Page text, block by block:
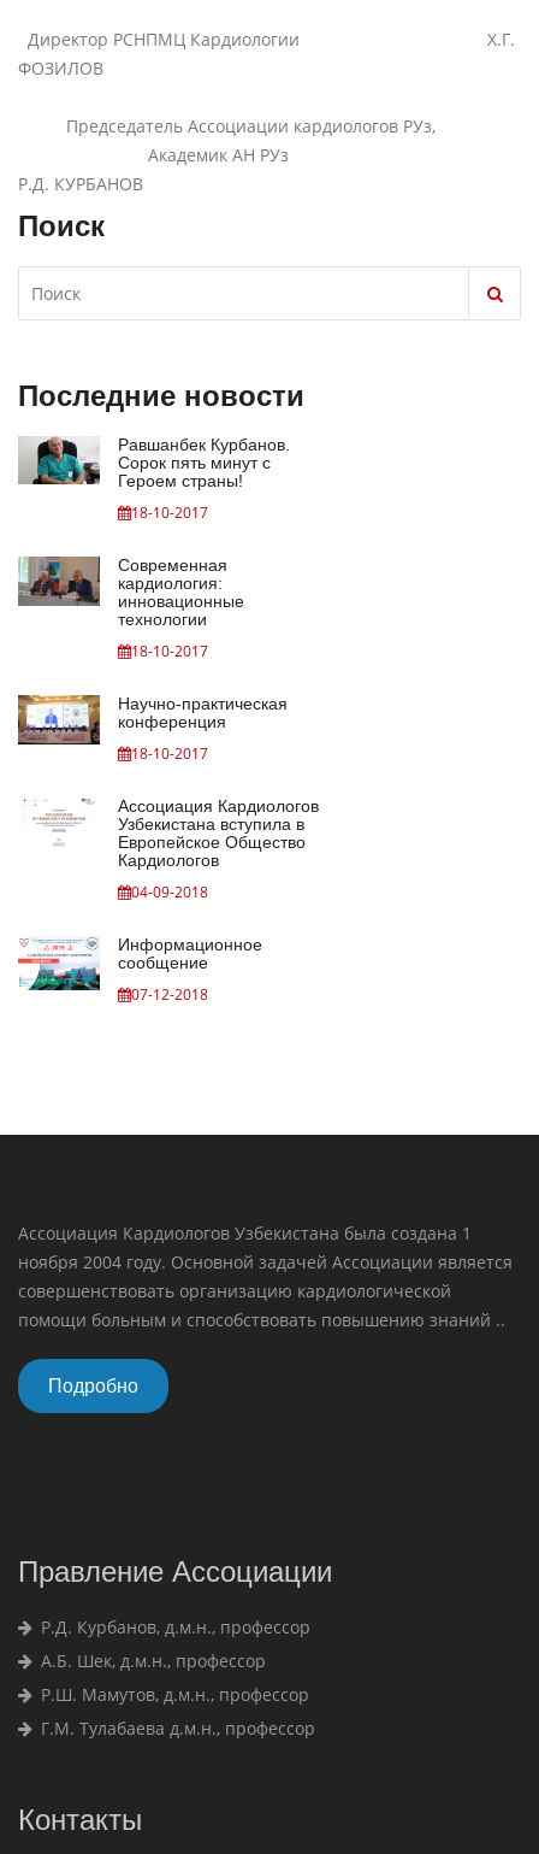
Директор РСНПМЦ Кардиологии Х.Г.
ФОЗИЛОВ
Председатель Ассоциации кардиологов РУз,
Академик АН РУз
Р.Д. КУРБАНОВ
Поиск
Последние новости
Равшанбек Курбанов.
Сорок пять минут с
Героем страны!
18-10-2017
Современная
кардиология:
инновационные
технологии
18-10-2017
Научно-практическая
конференция
18-10-2017
Ассоциация Кардиологов
Узбекистана вступила в
Европейское Общество
Кардиологов
04-09-2018
Информационное
сообщение
07-12-2018
Ассоциация Кардиологов Узбекистана была создана 1
ноября 2004 году. Основной задачей Ассоциации является
совершенствовать организацию кардиологической
помощи больным и способствовать повышению знаний ..
Подробно
Правление Ассоциации
Р.Д. Курбанов, д.м.н., профессор
А.Б. Шек, д.м.н., профессор
Р.Ш. Мамутов, д.м.н., профессор
Г.М. Тулабаева д.м.н., профессор
Контакты